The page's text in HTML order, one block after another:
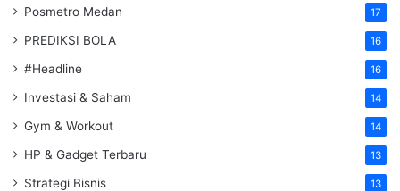
Posmetro Medan 17
PREDIKSI BOLA 16
#Headline 16
Investasi & Saham 14
Gym & Workout 14
HP & Gadget Terbaru 13
Strategi Bisnis 13